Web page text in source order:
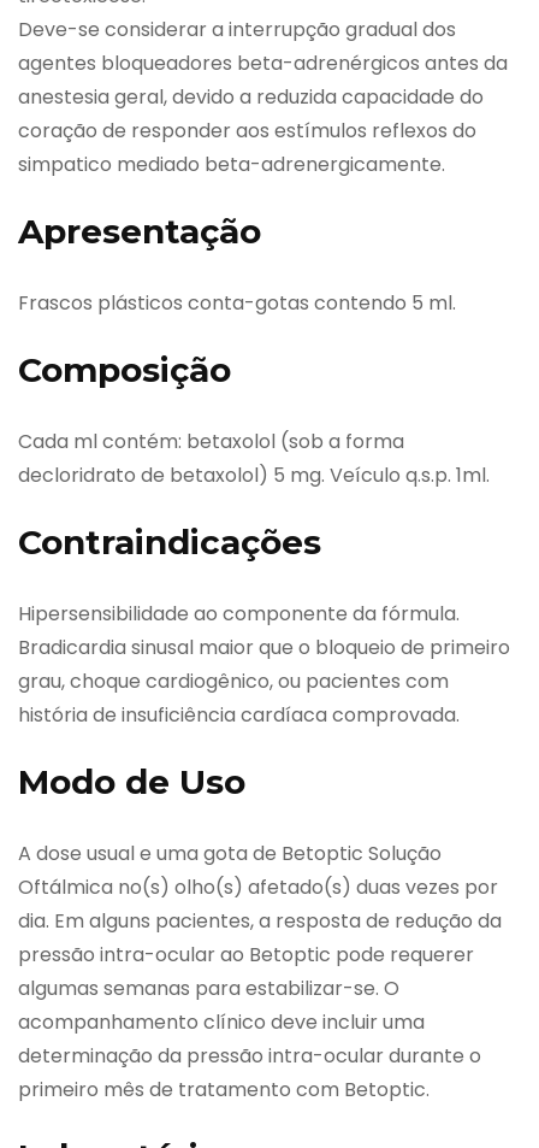
Deve-se considerar a interrupção gradual dos
agentes bloqueadores beta-adrenérgicos antes da
anestesia geral, devido a reduzida capacidade do
coração de responder aos estímulos reflexos do
simpatico mediado beta-adrenergicamente.
Apresentação
Frascos plásticos conta-gotas contendo 5 ml.
Composição
Cada ml contém: betaxolol (sob a forma
decloridrato de betaxolol) 5 mg. Veículo q.s.p. 1ml.
Contraindicações
Hipersensibilidade ao componente da fórmula.
Bradicardia sinusal maior que o bloqueio de primeiro
grau, choque cardiogênico, ou pacientes com
história de insuficiência cardíaca comprovada.
Modo de Uso
A dose usual e uma gota de Betoptic Solução
Oftálmica no(s) olho(s) afetado(s) duas vezes por
dia. Em alguns pacientes, a resposta de redução da
pressão intra-ocular ao Betoptic pode requerer
algumas semanas para estabilizar-se. O
acompanhamento clínico deve incluir uma
determinação da pressão intra-ocular durante o
primeiro mês de tratamento com Betoptic.